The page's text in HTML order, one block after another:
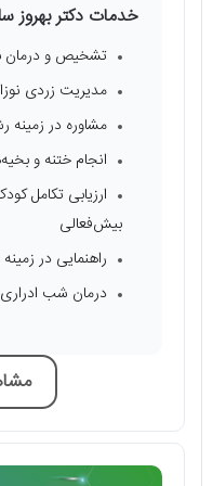
خدمات دکتر بهروز
تشخیص و درمان
مدیریت زردی
مشاوره در زمینه
انجام ختنه و
ارزیابی تکامل
بیش‌فعالی
راهنمایی در
درمان شب